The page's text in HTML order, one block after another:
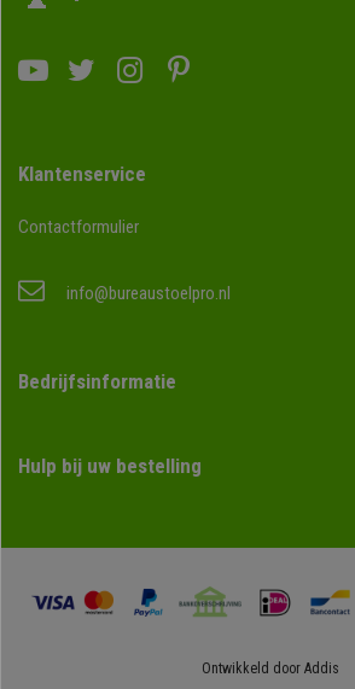
Klantenservice
Contactformulier
info@bureaustoelpro.nl
Bedrijfsinformatie
Hulp bij uw bestelling
Ontwikkeld door Addis